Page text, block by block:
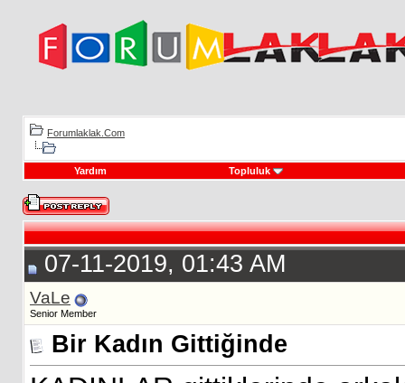
Forumlaklak.Com
Yardım Topluluk
07-11-2019, 01:43 AM
VaLe
Senior Member
Bir Kadın Gittiğinde